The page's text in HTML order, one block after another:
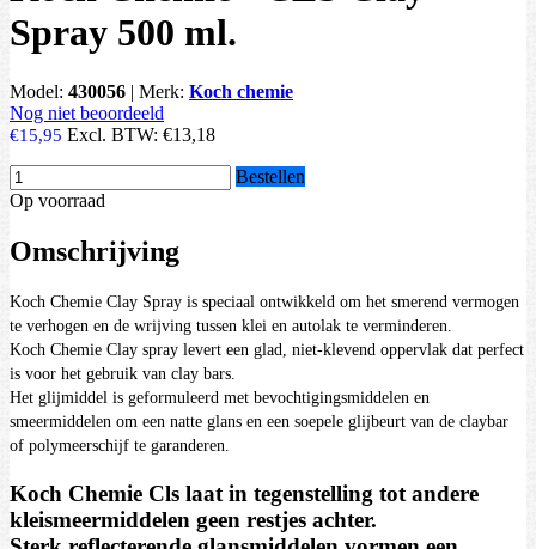
Spray 500 ml.
Model: 430056 | Merk: Koch chemie
Nog niet beoordeeld
€15,95 Excl. BTW: €13,18
Bestellen
Op voorraad
Omschrijving
Koch Chemie Clay Spray is speciaal ontwikkeld om het smerend vermogen
te verhogen en de wrijving tussen klei en autolak te verminderen.
Koch Chemie Clay spray levert een glad, niet-klevend oppervlak dat perfect
is voor het gebruik van clay bars.
Het glijmiddel is geformuleerd met bevochtigingsmiddelen en
smeermiddelen om een natte glans en een soepele glijbeurt van de claybar
of polymeerschijf te garanderen.
Koch Chemie Cls laat in tegenstelling tot andere
kleismeermiddelen geen restjes achter.